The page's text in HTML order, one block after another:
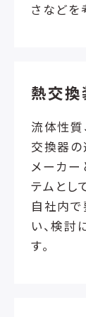
さなどを
熱交換
流体性質
交換器の
メーカー
テムとし
自社内で
い、検討
す。